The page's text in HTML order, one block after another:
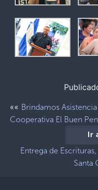
«« Brindamos
Cooperativa El Buen
Ir
Entrega de
Santa